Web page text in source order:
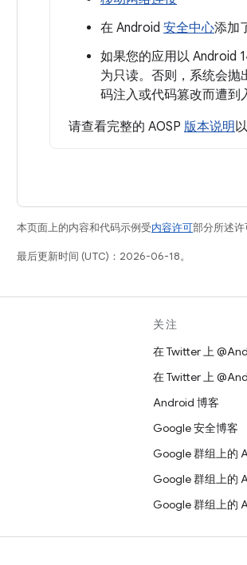
在 Android 安全中心添加
如果您的应用以 Android
为只读。否则，系统会
码注入或代码篡改而遭到
请查看完整的 AOSP 版本说明
本页面上的内容和代码示例受内容许可部分所述
最后更新时间 (UTC)：2026-06-18。
关注
在 Twitter 上
在 Twitter 上
Android 博客
Google 安全博客
Google 群组上的
Google 群组上的
Google 群组上的